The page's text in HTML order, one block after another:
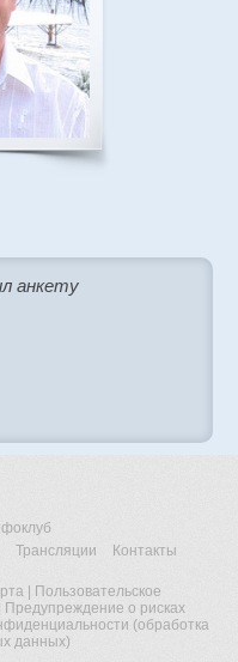
анкету
Трансляции Контакты
|
Пользовательское
Предупреждение о рисках
(обработка
данных)